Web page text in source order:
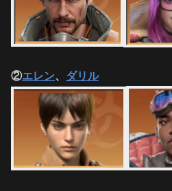
②エレン、 ダリル